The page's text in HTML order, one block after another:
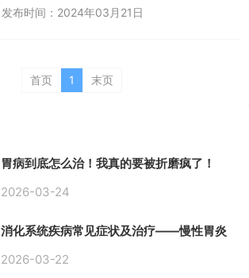
天吃五个，一天一次。一般吃一到两次就康复。可
发布时间：2024年03月21日
首页 1 末页
胃病到底怎么治！我真的要被折磨疯了！
2026-03-24
消化系统疾病常见症状及治疗——慢性胃炎
2026-03-22